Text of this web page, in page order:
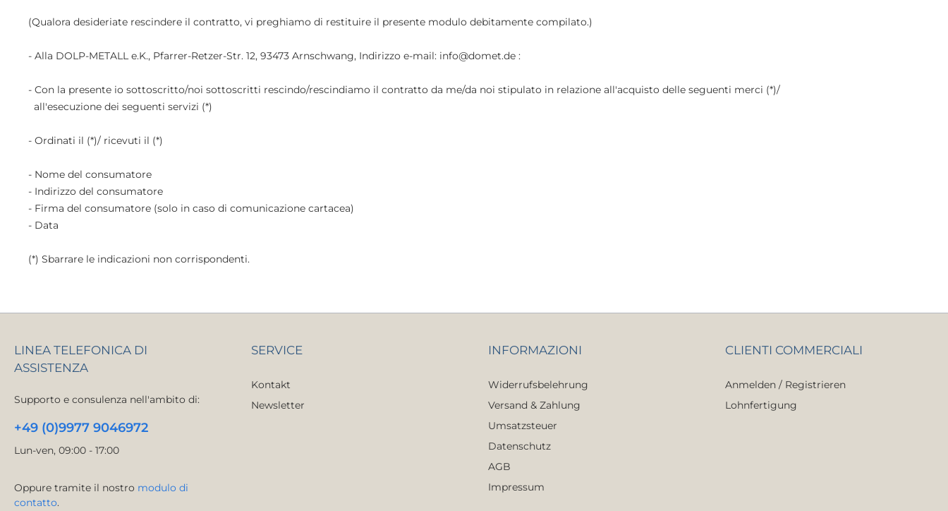
(Qualora desideriate rescindere il contratto, vi preghiamo di restituire il presente modulo debitamente compilato.)
- Alla DOLP-METALL e.K., Pfarrer-Retzer-Str. 12, 93473 Arnschwang, Indirizzo e-mail: info@domet.de :
- Con la presente io sottoscritto/noi sottoscritti rescindo/rescindiamo il contratto da me/da noi stipulato in relazione all'acquisto delle seguenti merci (*)/
all'esecuzione dei seguenti servizi (*)
- Ordinati il (*)/ ricevuti il (*)
- Nome del consumatore
- Indirizzo del consumatore
- Firma del consumatore (solo in caso di comunicazione cartacea)
- Data
(*) Sbarrare le indicazioni non corrispondenti.
LINEA TELEFONICA DI
ASSISTENZA
Supporto e consulenza nell'ambito di:
+49 (0)9977 9046972
Lun-ven, 09:00 - 17:00
Oppure tramite il nostro modulo di
contatto.
SERVICE
Kontakt
Newsletter
INFORMAZIONI
Widerrufsbelehrung
Versand & Zahlung
Umsatzsteuer
Datenschutz
AGB
Impressum
CLIENTI COMMERCIALI
Anmelden / Registrieren
Lohnfertigung